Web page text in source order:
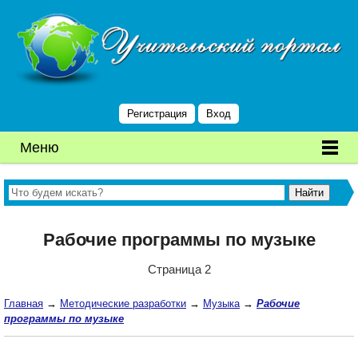
Регистрация Вход
Меню
Рабочие программы по музыке
Страница 2
Главная → Методические разработки → Музыка→ Рабочие
программы по музыке